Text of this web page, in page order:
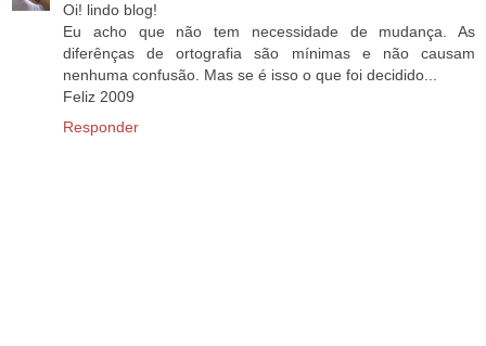
Oi! lindo blog!
Eu acho que não tem necessidade de mudança. As
diferênças de ortografia são mínimas e não causam
nenhuma confusão. Mas se é isso o que foi decidido...
Feliz 2009
Responder